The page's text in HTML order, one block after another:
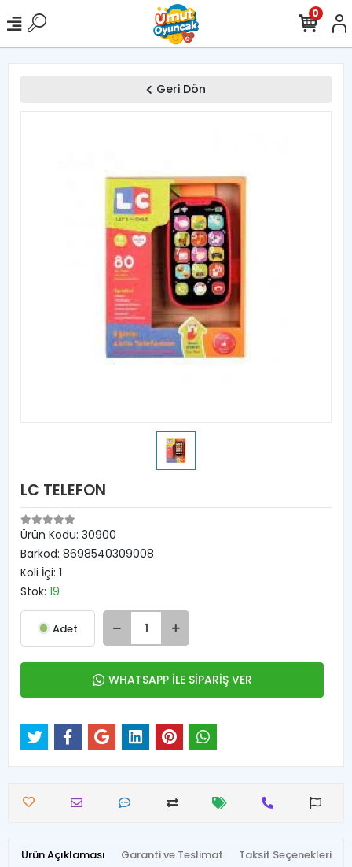
0
Geri Dön
LC TELEFON
Ürün Kodu: 30900
Barkod: 8698540309008
Koli İçi: 1
Stok: 19
Adet
WHATSAPP İLE SİPARİŞ VER
Ürün Açıklaması Garanti ve Teslimat Taksit Seçenekleri